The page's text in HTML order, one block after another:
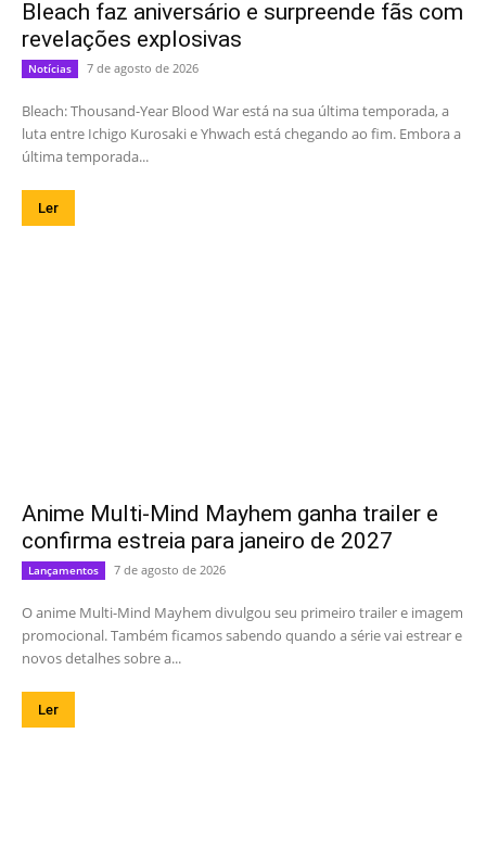
Bleach faz aniversário e surpreende fãs com
revelações explosivas
Notícias 7 de agosto de 2026
Bleach: Thousand-Year Blood War está na sua última temporada, a
luta entre Ichigo Kurosaki e Yhwach está chegando ao fim. Embora a
última temporada...
Ler
Anime Multi-Mind Mayhem ganha trailer e
confirma estreia para janeiro de 2027
Lançamentos 7 de agosto de 2026
O anime Multi-Mind Mayhem divulgou seu primeiro trailer e imagem
promocional. Também ficamos sabendo quando a série vai estrear e
novos detalhes sobre a...
Ler